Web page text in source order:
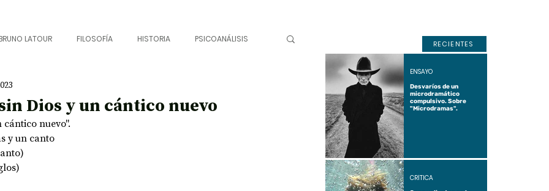
LATOUR FILOSOFÍA HISTORIA PSICOANÁLISIS
AUDIOTEXTO
Dios y un cántico nuevo
cántico nuevo".
y un canto
RECIENTES
Desvaríos de un
microdramático
compulsivo. Sobre
"Microdramas".
ENSAYO
CRÍTICA